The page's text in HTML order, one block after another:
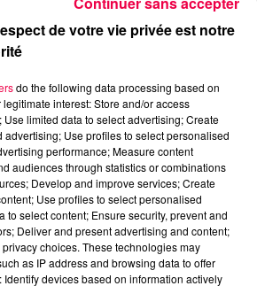
ASTROTOP
LES MATINS A 6H45, 7H45 ET
de votre vie privée est notre
do the following data processing based on
interest: Store and/or access
limited data to select advertising; Create
Use profiles to select personalised
performance; Measure content
audiences through statistics or combinations
Develop and improve services; Create
Use profiles to select personalised
to select content; Ensure security, prevent and
Deliver and present advertising and content;
choices. These technologies may
as IP address and browsing data to offer
devices based on information actively